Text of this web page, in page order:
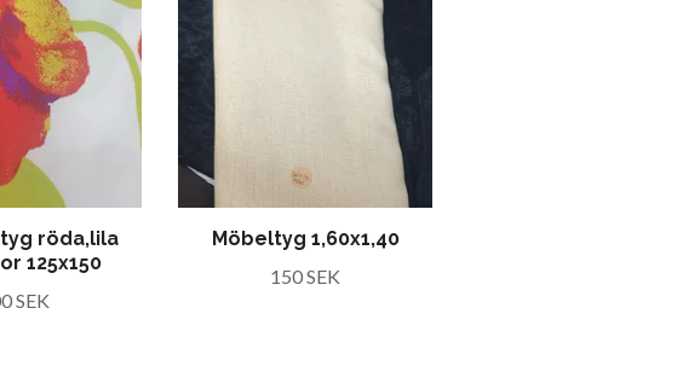
röda,lila
125x150
SEK
Möbeltyg 1,60x1,40
150 SEK